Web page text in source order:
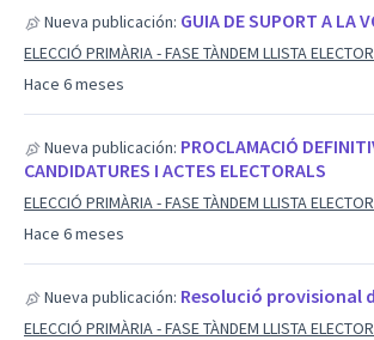
Hace 6 meses
Nueva publicación: GUIA DE SUPORT A LA
ELECCIÓ PRIMÀRIA - FASE TÀNDEM LLISTA
Hace 6 meses
Nueva publicación: PROCLAMACIÓ
CANDIDATURES I ACTES ELECTORALS
ELECCIÓ PRIMÀRIA - FASE TÀNDEM LLISTA
Nueva publicación: Resolució provisional
ELECCIÓ PRIMÀRIA - FASE TÀNDEM LLISTA